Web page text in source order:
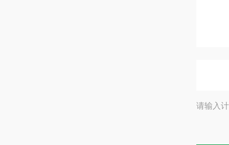
请输入